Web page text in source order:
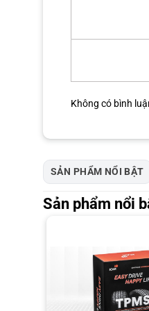
SẢN PHẨM NỔI BẬT
Sản phẩm nổi
Không có bình